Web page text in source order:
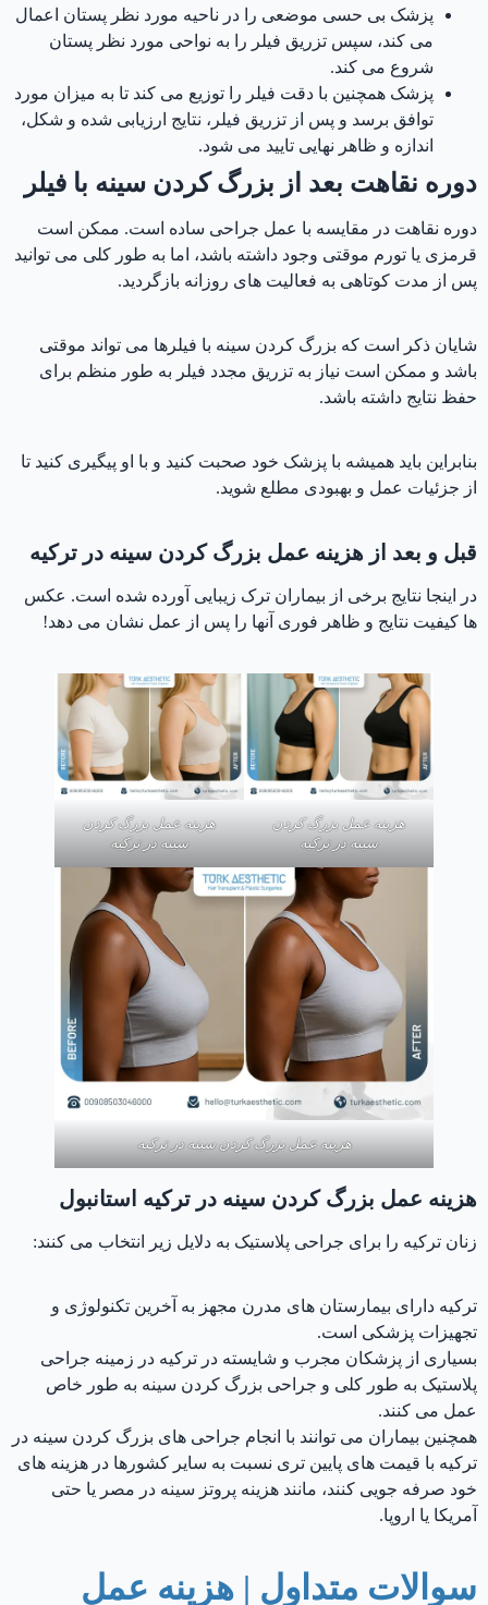
پزشک بی حسی موضعی را در ناحیه مورد نظر پستان اعمال
می کند، سپس تزریق فیلر را به نواحی مورد نظر پستان
شروع می کند.
پزشک همچنین با دقت فیلر را توزیع می کند تا به میزان مورد
توافق برسد و پس از تزریق فیلر، نتایج ارزیابی شده و شکل،
اندازه و ظاهر نهایی تایید می شود.
دوره نقاهت بعد از بزرگ کردن سینه با فیلر
دوره نقاهت در مقایسه با عمل جراحی ساده است. ممکن است
قرمزی یا تورم موقتی وجود داشته باشد، اما به طور کلی می توانید
پس از مدت کوتاهی به فعالیت های روزانه بازگردید.
شایان ذکر است که بزرگ کردن سینه با فیلرها می تواند موقتی
باشد و ممکن است نیاز به تزریق مجدد فیلر به طور منظم برای
حفظ نتایج داشته باشد.
بنابراین باید همیشه با پزشک خود صحبت کنید و با او پیگیری کنید تا
از جزئیات عمل و بهبودی مطلع شوید.
قبل و بعد از هزینه عمل بزرگ کردن سینه در ترکیه
در اینجا نتایج برخی از بیماران ترک زیبایی آورده شده است. عکس
ها کیفیت نتایج و ظاهر فوری آنها را پس از عمل نشان می دهد!
هزینه عمل بزرگ کردن
سینه در ترکیه
هزینه عمل بزرگ کردن
سینه در ترکیه
هزینه عمل بزرگ کردن سینه در ترکیه
هزینه عمل بزرگ کردن سینه در ترکیه استانبول
زنان ترکیه را برای جراحی پلاستیک به دلایل زیر انتخاب می کنند:
ترکیه دارای بیمارستان های مدرن مجهز به آخرین تکنولوژی و
تجهیزات پزشکی است.
بسیاری از پزشکان مجرب و شایسته در ترکیه در زمینه جراحی
پلاستیک به طور کلی و جراحی بزرگ کردن سینه به طور خاص
عمل می کنند.
همچنین بیماران می توانند با انجام جراحی های بزرگ کردن سینه در
ترکیه با قیمت های پایین تری نسبت به سایر کشورها در هزینه های
خود صرفه جویی کنند، مانند هزینه پروتز سینه در مصر یا حتی
آمریکا یا اروپا.
سوالات متداول | هزینه عمل